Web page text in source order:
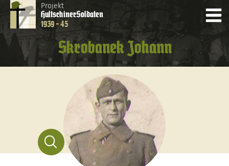
Projekt
HultschinerSoldaten
1939 - 45
Skrobanek Johann